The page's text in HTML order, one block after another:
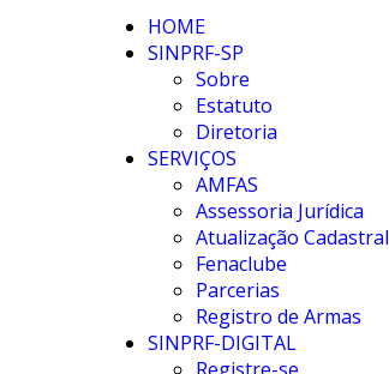
HOME
SINPRF-SP
Sobre
Estatuto
Diretoria
SERVIÇOS
AMFAS
Assessoria Jurídica
Atualização Cadastral
Fenaclube
Parcerias
Registro de Armas
SINPRF-DIGITAL